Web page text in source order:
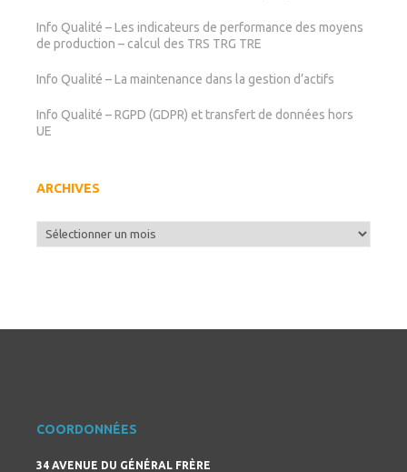
Info Qualité – Les indicateurs de performance des moyens
de production – calcul des TRS TRG TRE
Info Qualité – La maintenance dans la gestion d’actifs
Info Qualité – RGPD (GDPR) et transfert de données hors
UE
ARCHIVES
Archives
COORDONNÉES
34 AVENUE DU GÉNÉRAL FRÈRE